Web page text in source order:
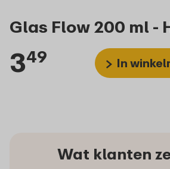
Glas Flow 200 ml -
349 In
Wat klanten